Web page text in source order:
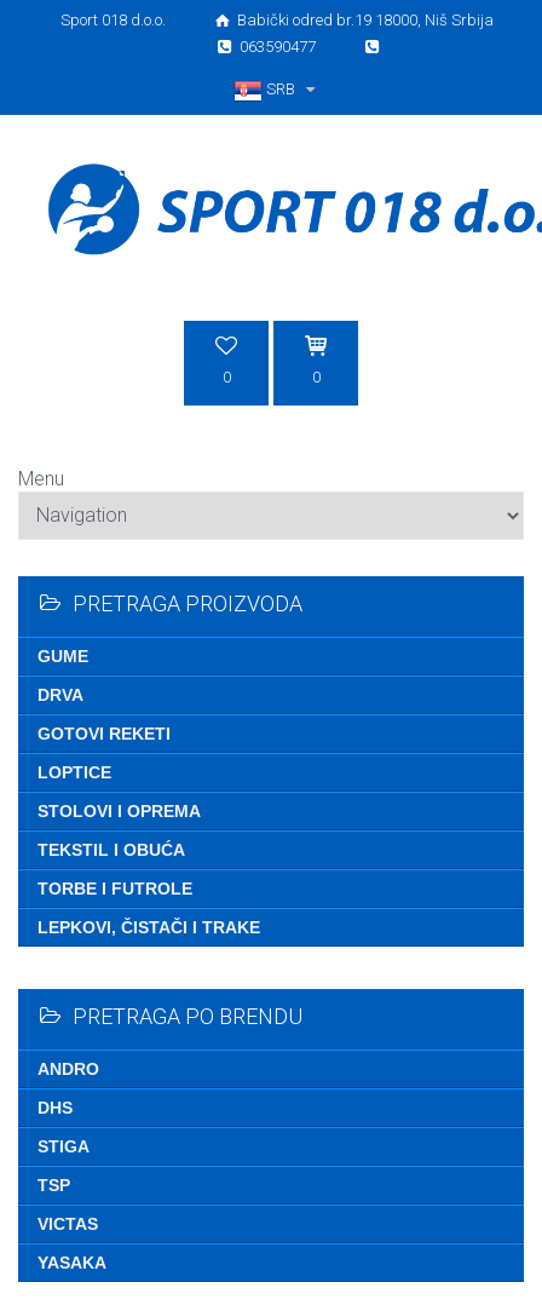
Sport 018 d.o.o.
Babički odred br.19 18000, Niš Srbija
063590477
SRB
0 0
Menu
PRETRAGA PROIZVODA
GUME
DRVA
GOTOVI REKETI
LOPTICE
STOLOVI I OPREMA
TEKSTIL I OBUĆA
TORBE I FUTROLE
LEPKOVI, ČISTAČI I TRAKE
PRETRAGA PO BRENDU
ANDRO
DHS
STIGA
TSP
VICTAS
YASAKA